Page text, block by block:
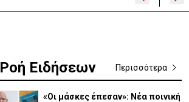
Ροή Ειδήσεων Περισσότερα
«Οι μάσκες έπεσαν»: Νέα ποινική